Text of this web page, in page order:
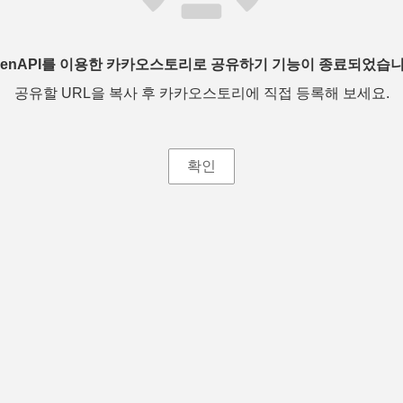
를 이용한 카카오스토리로 공유하기 기능이 종료되었습
공유할 URL을 복사 후 카카오스토리에 직접 등록해 보세요.
확인